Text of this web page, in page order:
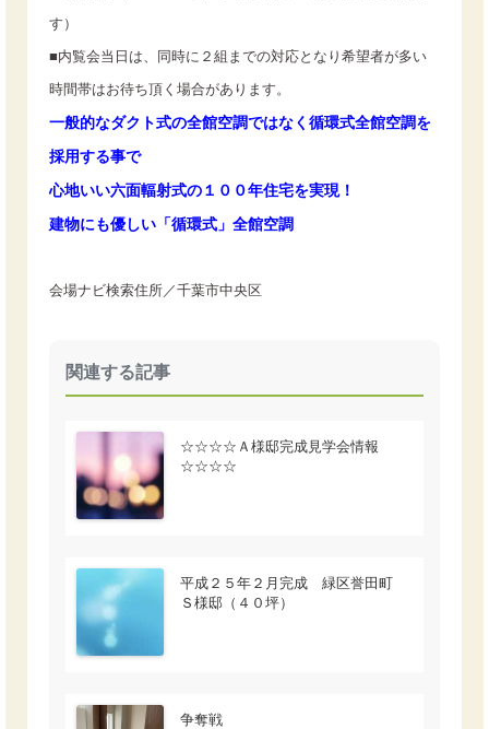
す）
■内覧会当日は、同時に２組までの対応となり希望者が多い
時間帯はお待ち頂く場合があります。
一般的なダクト式の全館空調ではなく循環式全館空調を
採用する事で
心地いい六面輻射式の１００年住宅を実現！
建物にも優しい「循環式」全館空調
会場ナビ検索住所／千葉市中央区
関連する記事
☆☆☆☆Ａ様邸完成見学会情報
☆☆☆☆
平成２５年２月完成 緑区誉田町
Ｓ様邸（４０坪）
争奪戦